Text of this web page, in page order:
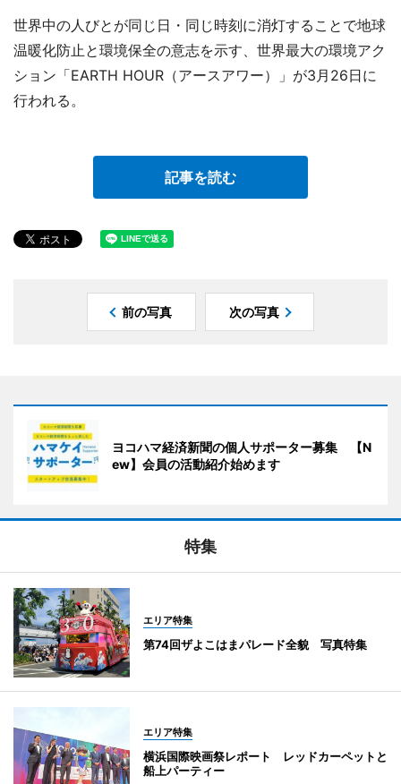
世界中の人びとが同じ日・同じ時刻に消灯することで地球
温暖化防止と環境保全の意志を示す、世界最大の環境アク
ション「EARTH HOUR（アースアワー）」が3月26日に
行われる。
記事を読む
前の写真 次の写真
ヨコハマ経済新聞の個人サポーター募集 【N
ew】会員の活動紹介始めます
特集
エリア特集
第74回ザよこはまパレード全貌 写真特集
エリア特集
横浜国際映画祭レポート レッドカーペットと
船上パーティー